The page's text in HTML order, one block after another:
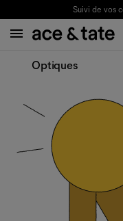
Suivi de vos
Optiques